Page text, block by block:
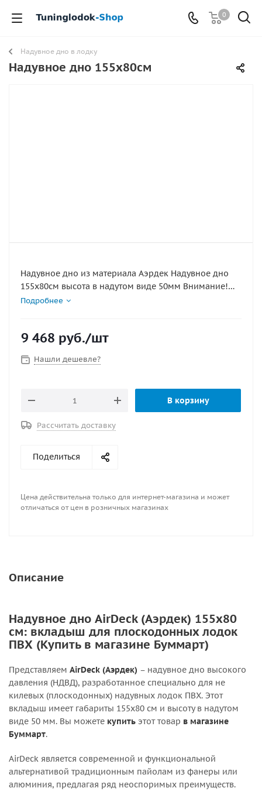
0
Надувное дно в лодку
Надувное дно 155х80см
Надувное дно из материала Аэрдек Надувное дно
155х80см высота в надутом виде 50мм Внимание!
Аирдек НЕ КИЛЬЕВЫХ ПВХ ЛОДОК ( этот лодки не
Подробнее
9 468 руб./шт
Нашли дешевле?
В корзину
Рассчитать доставку
Поделиться
Цена действительна только для интернет-магазина и может
отличаться от цен в розничных магазинах
Описание
Надувное дно AirDeck (Аэрдек) 155х80
см: вкладыш для плоскодонных лодок
ПВХ (Купить в магазине Буммарт)
Представляем AirDeck (Аэрдек) – надувное дно высокого
давления (НДВД), разработанное специально для не
килевых (плоскодонных) надувных лодок ПВХ. Этот
вкладыш имеет габариты 155х80 см и высоту в надутом
виде 50 мм. Вы можете купить этот товар в магазине
Буммарт.
AirDeck является современной и функциональной
альтернативой традиционным пайолам из фанеры или
алюминия, предлагая ряд неоспоримых преимуществ.